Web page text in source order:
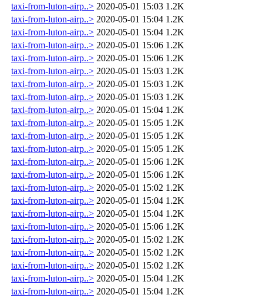
taxi-from-luton-airp..> 2020-05-01 15:03 1.2K
taxi-from-luton-airp..> 2020-05-01 15:04 1.2K
taxi-from-luton-airp..> 2020-05-01 15:04 1.2K
taxi-from-luton-airp..> 2020-05-01 15:06 1.2K
taxi-from-luton-airp..> 2020-05-01 15:06 1.2K
taxi-from-luton-airp..> 2020-05-01 15:03 1.2K
taxi-from-luton-airp..> 2020-05-01 15:03 1.2K
taxi-from-luton-airp..> 2020-05-01 15:03 1.2K
taxi-from-luton-airp..> 2020-05-01 15:04 1.2K
taxi-from-luton-airp..> 2020-05-01 15:05 1.2K
taxi-from-luton-airp..> 2020-05-01 15:05 1.2K
taxi-from-luton-airp..> 2020-05-01 15:05 1.2K
taxi-from-luton-airp..> 2020-05-01 15:06 1.2K
taxi-from-luton-airp..> 2020-05-01 15:06 1.2K
taxi-from-luton-airp..> 2020-05-01 15:02 1.2K
taxi-from-luton-airp..> 2020-05-01 15:04 1.2K
taxi-from-luton-airp..> 2020-05-01 15:04 1.2K
taxi-from-luton-airp..> 2020-05-01 15:06 1.2K
taxi-from-luton-airp..> 2020-05-01 15:02 1.2K
taxi-from-luton-airp..> 2020-05-01 15:02 1.2K
taxi-from-luton-airp..> 2020-05-01 15:02 1.2K
taxi-from-luton-airp..> 2020-05-01 15:04 1.2K
taxi-from-luton-airp..> 2020-05-01 15:04 1.2K